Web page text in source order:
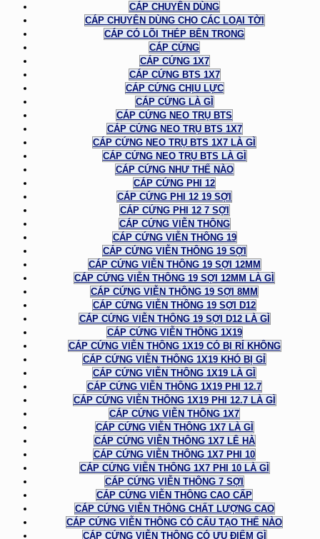
CÁP CHUYÊN DÙNG
CÁP CHUYÊN DÙNG CHO CÁC LOẠI TỜI
CÁP CÓ LÕI THÉP BÊN TRONG
CÁP CỨNG
CÁP CỨNG 1X7
CÁP CỨNG BTS 1X7
CÁP CỨNG CHỊU LỰC
CÁP CỨNG LÀ GÌ
CÁP CỨNG NEO TRỤ BTS
CÁP CỨNG NEO TRỤ BTS 1X7
CÁP CỨNG NEO TRỤ BTS 1X7 LÀ GÌ
CÁP CỨNG NEO TRỤ BTS LÀ GÌ
CÁP CỨNG NHƯ THẾ NÀO
CÁP CỨNG PHI 12
CÁP CỨNG PHI 12 19 SỢI
CÁP CỨNG PHI 12 7 SỢI
CÁP CỨNG VIỄN THÔNG
CÁP CỨNG VIỄN THÔNG 19
CÁP CỨNG VIỄN THÔNG 19 SỢI
CÁP CỨNG VIỄN THÔNG 19 SỢI 12MM
CÁP CỨNG VIỄN THÔNG 19 SỢI 12MM LÀ GÌ
CÁP CỨNG VIỄN THÔNG 19 SỢI 8MM
CÁP CỨNG VIỄN THÔNG 19 SỢI D12
CÁP CỨNG VIỄN THÔNG 19 SỢI D12 LÀ GÌ
CÁP CỨNG VIỄN THÔNG 1X19
CÁP CỨNG VIỄN THÔNG 1X19 CÓ BỊ RỈ KHÔNG
CÁP CỨNG VIỄN THÔNG 1X19 KHÓ BỊ GỈ
CÁP CỨNG VIỄN THÔNG 1X19 LÀ GÌ
CÁP CỨNG VIỄN THÔNG 1X19 PHI 12.7
CÁP CỨNG VIỄN THÔNG 1X19 PHI 12.7 LÀ GÌ
CÁP CỨNG VIỄN THÔNG 1X7
CÁP CỨNG VIỄN THÔNG 1X7 LÀ GÌ
CÁP CỨNG VIỄN THÔNG 1X7 LÊ HÀ
CÁP CỨNG VIỄN THÔNG 1X7 PHI 10
CÁP CỨNG VIỄN THÔNG 1X7 PHI 10 LÀ GÌ
CÁP CỨNG VIỄN THÔNG 7 SỢI
CÁP CỨNG VIỄN THÔNG CAO CẤP
CÁP CỨNG VIỄN THÔNG CHẤT LƯỢNG CAO
CÁP CỨNG VIỄN THÔNG CÓ CẤU TẠO THẾ NÀO
CÁP CỨNG VIỄN THÔNG CÓ ƯU ĐIỂM GÌ